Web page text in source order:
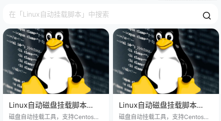
Linux自动磁盘挂载脚本
Home版
磁盘自动挂载工具，支持Centos、
Linux自动磁盘挂载脚本
WWW版(宝塔)
磁盘自动挂载工具，支持Centos、